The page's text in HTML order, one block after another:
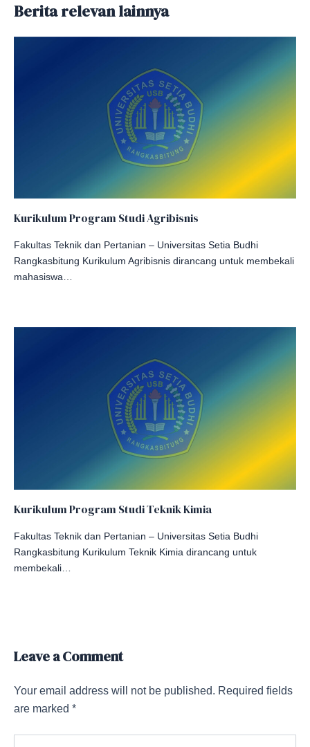
Berita relevan lainnya
Kurikulum Program Studi Agribisnis
Fakultas Teknik dan Pertanian – Universitas Setia Budhi
Rangkasbitung Kurikulum Agribisnis dirancang untuk membekali
mahasiswa…
Kurikulum Program Studi Teknik Kimia
Fakultas Teknik dan Pertanian – Universitas Setia Budhi
Rangkasbitung Kurikulum Teknik Kimia dirancang untuk
membekali…
Leave a Comment
Your email address will not be published. Required fields
are marked *